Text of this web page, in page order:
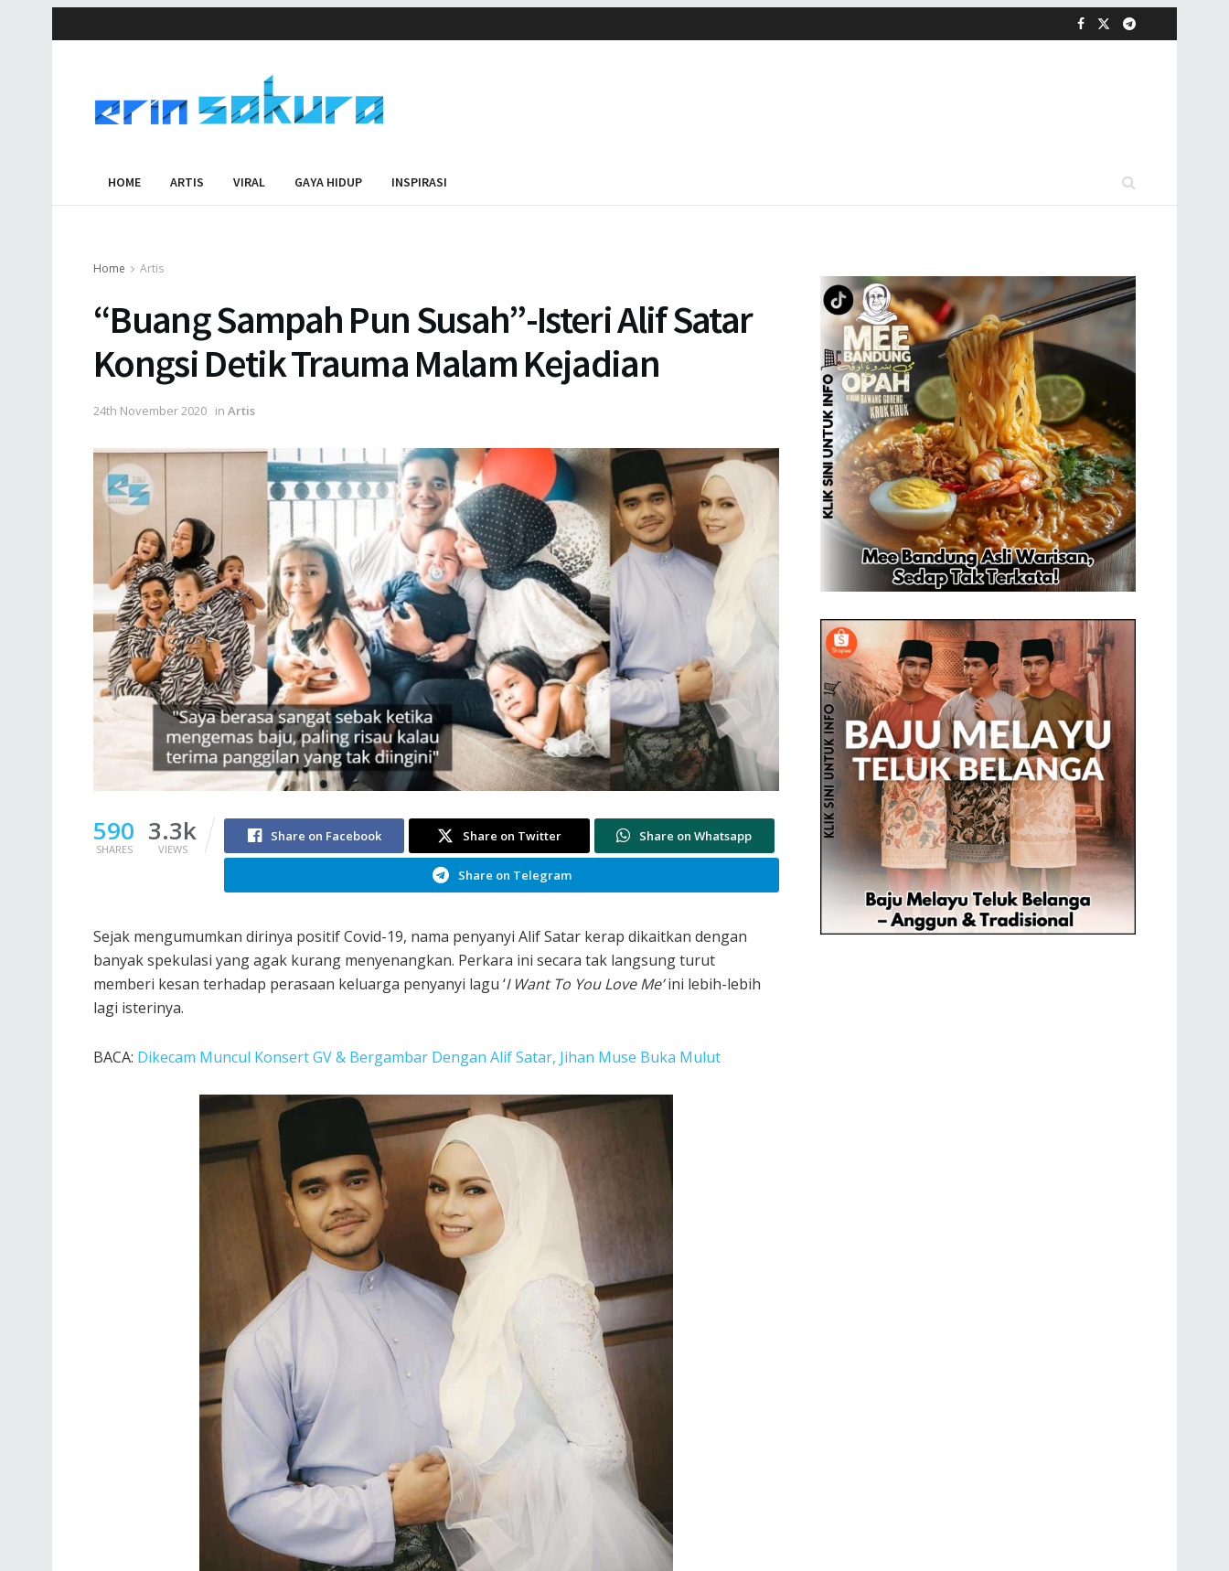
HOME ARTIS VIRAL GAYA HIDUP INSPIRASI
Home Artis
“Buang Sampah Pun Susah”-Isteri Alif Satar
Kongsi Detik Trauma Malam Kejadian
24th November 2020 in Artis
590
SHARES
3.3k
VIEWS
Share on Facebook Share on Twitter Share on Whatsapp
Share on Telegram
Sejak mengumumkan dirinya positif Covid-19, nama penyanyi Alif Satar kerap dikaitkan dengan
banyak spekulasi yang agak kurang menyenangkan. Perkara ini secara tak langsung turut
memberi kesan terhadap perasaan keluarga penyanyi lagu ‘I Want To You Love Me’ini lebih-lebih
lagi isterinya.
BACA: Dikecam Muncul Konsert GV & Bergambar Dengan Alif Satar, Jihan Muse Buka Mulut